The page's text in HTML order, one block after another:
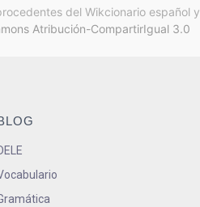
del Wikcionario español y
Atribución-CompartirIgual 3.0